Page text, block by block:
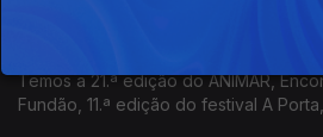
Temos a 21.ª edição do ANIMAR,
Fundão, 11.ª edição do festival A